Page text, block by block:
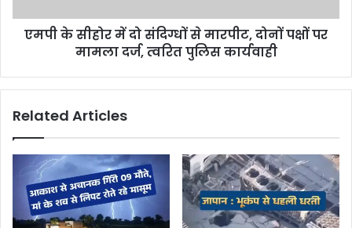
एमपी के सीहोर में दो संदिग्धों से मारपीट, दोनों पक्षों पर
मामला दर्ज, त्वरित पुलिस कार्यवाही
Related Articles